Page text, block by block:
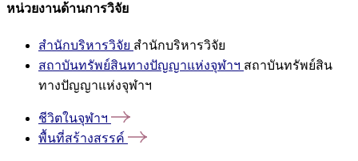
หน่วยงานด้านการวิจัย
สำนักบริหารวิจัย สำนักบริหารวิจัย
สถาบันทรัพย์สินทางปัญญาแห่งจุฬาฯ สถาบันทรัพย์สิน
ทางปัญญาแห่งจุฬาฯ
ชีวิตในจุฬาฯ
พื้นที่สร้างสรรค์